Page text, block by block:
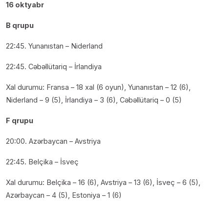
16 oktyabr
B qrupu
22:45. Yunanıstan – Niderland
22:45. Cəbəllütariq – İrlandiya
Xal durumu: Fransa – 18 xal (6 oyun), Yunanıstan – 12 (6),
Niderland – 9 (5), İrlandiya – 3 (6), Cəbəllütariq – 0 (5)
F qrupu
20:00. Azərbaycan – Avstriya
22:45. Belçika – İsveç
Xal durumu: Belçika – 16 (6), Avstriya – 13 (6), İsveç – 6 (5),
Azərbaycan – 4 (5), Estoniya – 1 (6)